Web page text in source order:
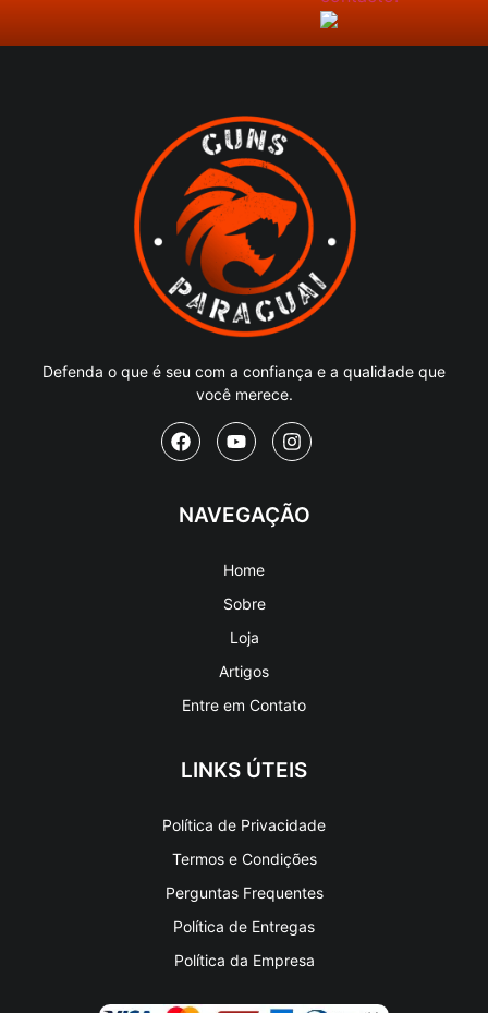
você merece.
Sobre
Loja
Artigos
Entre em Contato
Termos e Condições
Perguntas Frequentes
Política de Entregas
Política da Empresa